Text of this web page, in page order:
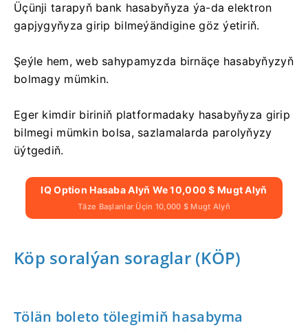
Üçünji tarapyň bank hasabyňyza ýa-da elektron
gapjygyňyza girip bilmeýändigine göz ýetiriň.
Şeýle hem, web sahypamyzda birnäçe hasabyňyzyň
bolmagy mümkin.
Eger kimdir biriniň platformadaky hasabyňyza girip
bilmegi mümkin bolsa, sazlamalarda parolyňyzy
üýtgediň.
IQ Option Hasaba Alyň We 10,000 $ Mugt Alyň
Täze Başlanlar Üçin 10,000 $ Mugt Alyň
Köp soralýan soraglar (KÖP)
Tölän boleto tölegimiň hasabyma